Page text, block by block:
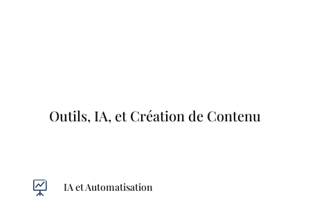
Outils, IA, et Création de Contenu
 IA et Automatisation